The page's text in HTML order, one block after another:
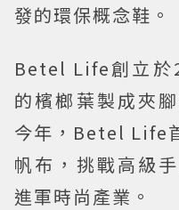
發的環保概念鞋。
Betel Life創立於
的檳榔葉製成夾
今年，Betel Life
帆布，挑戰高級
進軍時尚產業。